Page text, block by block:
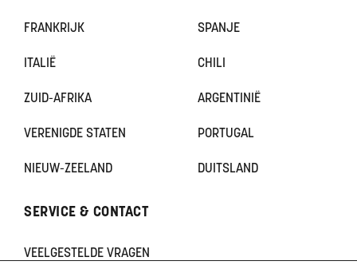
FRANKRIJK SPANJE
ITALIË CHILI
ZUID-AFRIKA ARGENTINIË
VERENIGDE STATEN PORTUGAL
NIEUW-ZEELAND DUITSLAND
SERVICE & CONTACT
VEELGESTELDE VRAGEN